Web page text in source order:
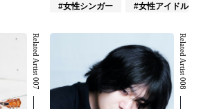
#女性シンガー
#女性アイドル
Related Artist 007 Related Artist 008